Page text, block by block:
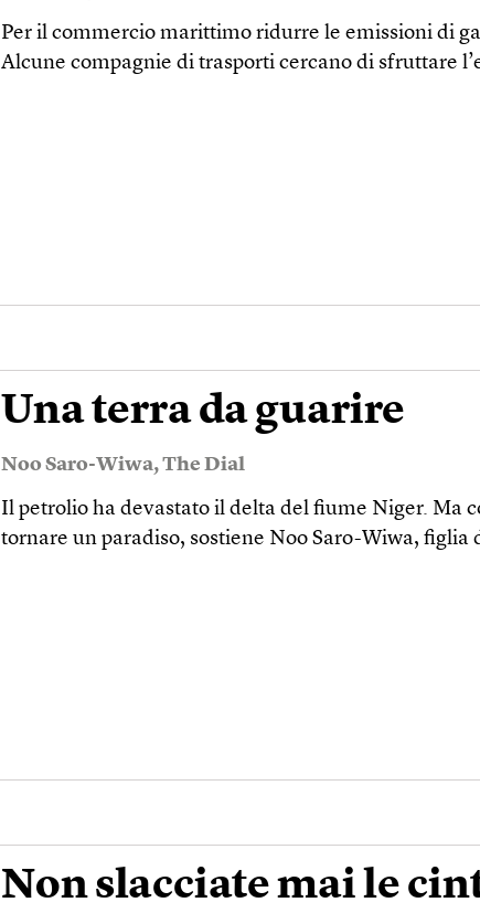
Per il commercio marittimo ridurre le emissioni di
Alcune compagnie di trasporti cercano di sfruttare
Una terra da guarire
Noo Saro-Wiwa,The Dial
Il petrolio ha devastato il delta del fiume Niger. Ma
tornare un paradiso, sostiene Noo Saro-Wiwa, figlia
Non slacciate mai le